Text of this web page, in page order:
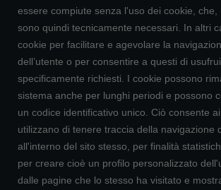
essere compiute senza l'uso dei cookie, che,
sono quindi tecnicamente necessari. In altri
cookie per facilitare e agevolare la
dell’utente o per consentire a questi di
specificamente richiesti. I cookie possono
sistema anche per lunghi periodi e possono
un codice identificativo unico. Ciò consente
utilizzano di tenere traccia della navigazione
all'interno del sito stesso, per finalità
per creare cioè un profilo personalizzato
dalle pagine che lo stesso ha visitato e